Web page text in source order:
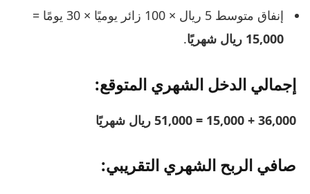
إنفاق متوسط 5 ريال × 100 زائر يوميًا × 30 يومًا =
15,000 ريال شهريًا
.
إجمالي الدخل الشهري المتوقع:
36,000 + 15,000 = 51,000 ريال شهريًا
صافي الربح الشهري التقريبي: